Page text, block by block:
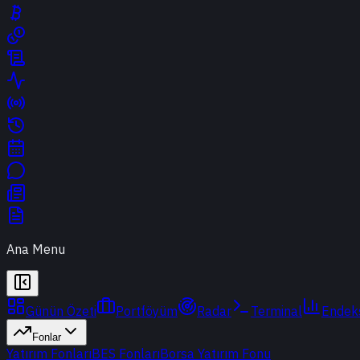
Ana Menu
Günün Özeti Portföyüm Radar Terminal
Fonlar
Yatırım FonlarıBES FonlarıBorsa Yatırım Fonu